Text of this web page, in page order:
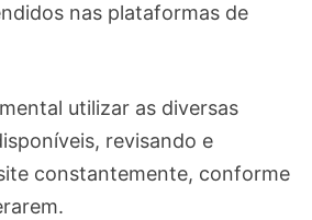
nas plataformas de
utilizar as diversas
revisando e
constantemente, conforme